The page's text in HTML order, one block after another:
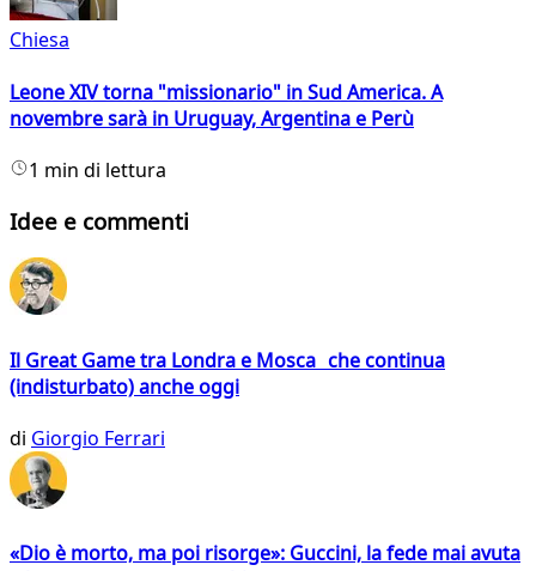
Chiesa
Leone XIV torna "missionario" in Sud America. A
novembre sarà in Uruguay, Argentina e Perù
1 min di lettura
Idee e commenti
Il Great Game tra Londra e Mosca che continua
(indisturbato) anche oggi
di Giorgio Ferrari
«Dio è morto, ma poi risorge»: Guccini, la fede mai avuta